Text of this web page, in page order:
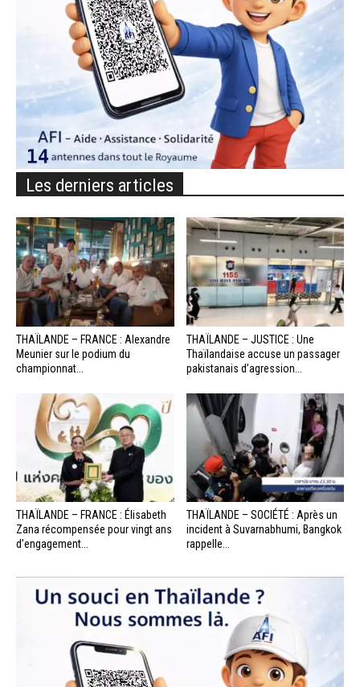
Les derniers articles
THAÏLANDE – FRANCE : Alexandre
Meunier sur le podium du
championnat...
THAÏLANDE – JUSTICE : Une
Thaïlandaise accuse un passager
pakistanais d’agression...
THAÏLANDE – FRANCE : Élisabeth
Zana récompensée pour vingt ans
d’engagement...
THAÏLANDE – SOCIÉTÉ : Après un
incident à Suvarnabhumi, Bangkok
rappelle...